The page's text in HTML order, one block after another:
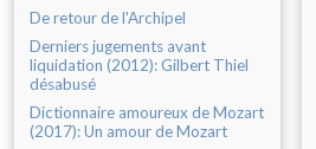
De retour de l'Archipel
Derniers jugements avant
liquidation (2012): Gilbert Thiel
désabusé
Dictionnaire amoureux de Mozart
(2017): Un amour de Mozart